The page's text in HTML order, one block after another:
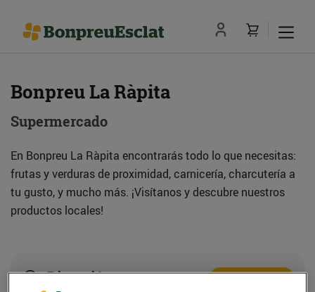
Bonpreu La Ràpita
Supermercado
En Bonpreu La Ràpita encontrarás todo lo que necesitas:
frutas y verduras de proximidad, carnicería, charcutería a
tu gusto, y mucho más. ¡Visítanos y descubre nuestros
productos locales!
Dirección Cómo llegar